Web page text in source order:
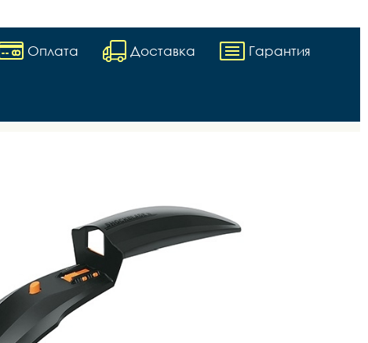
Оплата Доставка Гарантия